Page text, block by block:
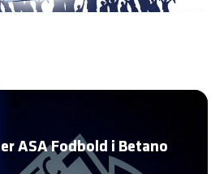
ASA Fodbold i Betano